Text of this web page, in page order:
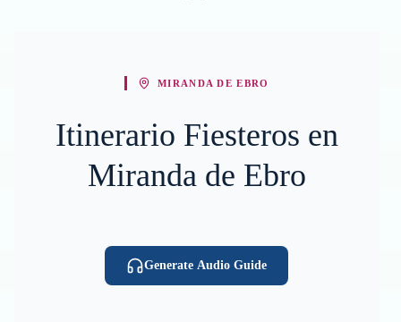
MIRANDA DE EBRO
Itinerario Fiesteros en
Miranda de Ebro
Generate Audio Guide